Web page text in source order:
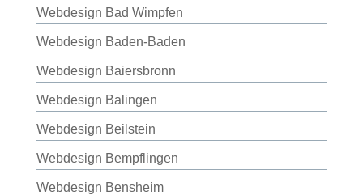
Webdesign Bad Wimpfen
Webdesign Baden-Baden
Webdesign Baiersbronn
Webdesign Balingen
Webdesign Beilstein
Webdesign Bempflingen
Webdesign Bensheim